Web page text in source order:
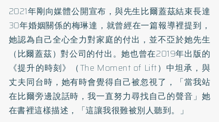
2021年剛向媒體公開宣布，與先生比爾蓋茲結束長達
30年婚姻關係的梅琳達，就曾經在一篇報導裡提到，
她認為自己全心全力對家庭的付出，並不亞於她先生
（比爾蓋茲）對公司的付出。她也曾在2019年出版的
《提升的時刻》（The Moment of Lift）中坦承，與
丈夫同台時，她有時會覺得自己被忽視了，「當我站
在比爾旁邊說話時，我一直努力尋找自己的聲音」她
在書裡這樣描述，「這讓我很難被別人聽到。」